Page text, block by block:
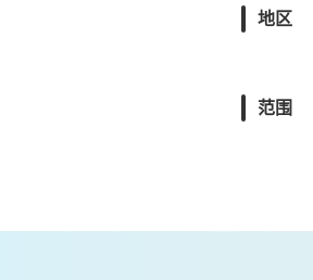
地区
范围